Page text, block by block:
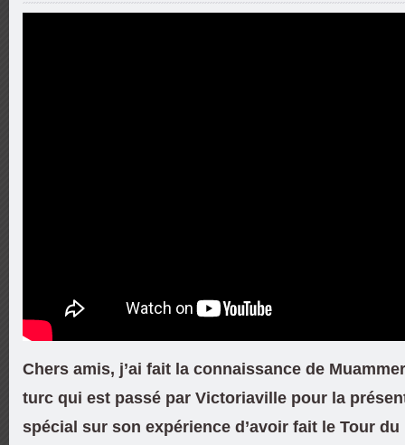
Chers amis, j’ai fait la connaissance de
turc qui est passé par Victoriaville pour la
spécial sur son expérience d’avoir fait le Tour